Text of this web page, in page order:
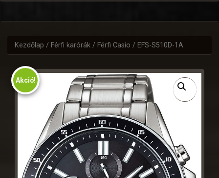
Kezdőlap / Férfi karórák / Férfi Casio / EFS-S510D-1A
Akció!